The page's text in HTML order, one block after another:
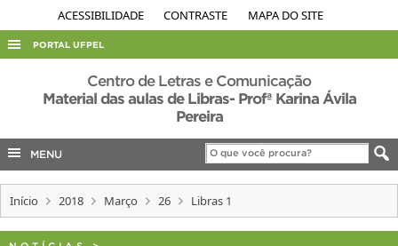
ACESSIBILIDADE CONTRASTE MAPA DO SITE
PORTAL UFPEL
ACESSO À INFORMAÇÃO
AUDITORIA
EDITAIS
Centro de Letras e Comunicação
Material das aulas de Libras- Profª Karina Ávila
Pereira
MENU
Início 2018 Março 26 Libras 1